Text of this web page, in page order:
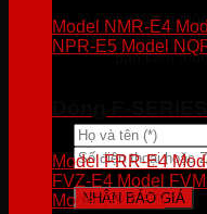
Vui lòng để lại
trực tiếp để báo
bạn kèm
Model NMR-E4
NPR-E5 Model
Model FRR-E4
FVZ-E4 Model
Model FVZ-E5